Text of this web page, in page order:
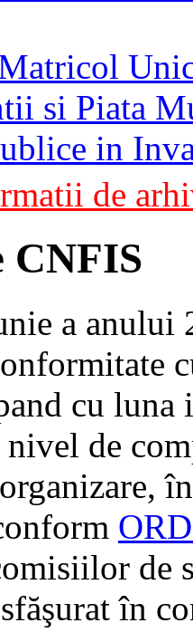
si Piata
in
de
CNFIS
a anului
cu luna
de
de
în